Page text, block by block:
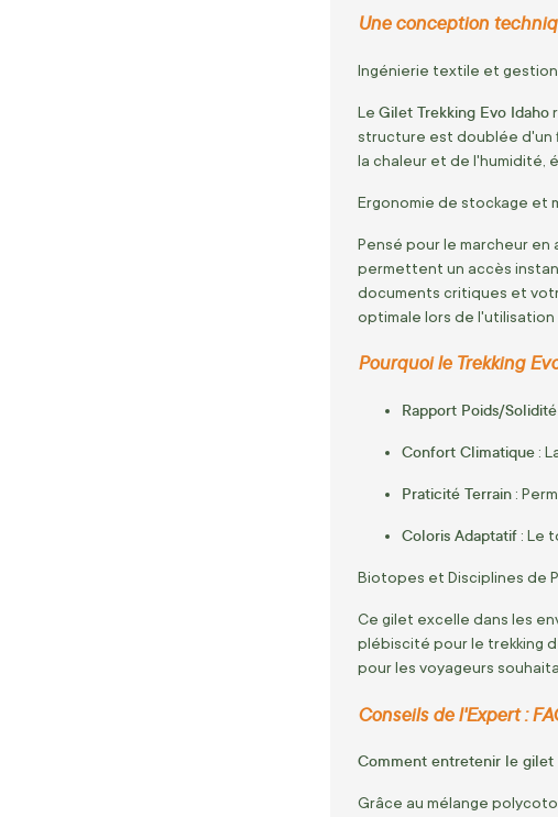
Une conception
Ingénierie textile et
Le Gilet Trekking Evo Idaho
structure est doublée d'un
la chaleur et de l'humidité,
Ergonomie de stockage et
Pensé pour le marcheur
permettent un accès
documents critiques et
optimale lors de l'utilisation
Pourquoi le Trekking
Rapport Poids/Solidité
Confort Climatique :
Praticité Terrain :
Coloris Adaptatif : Le
Biotopes et Disciplines de
Ce gilet excelle dans les
plébiscité pour le trekking
pour les voyageurs
Conseils de l'Expert :
Comment entretenir le gilet
Grâce au mélange